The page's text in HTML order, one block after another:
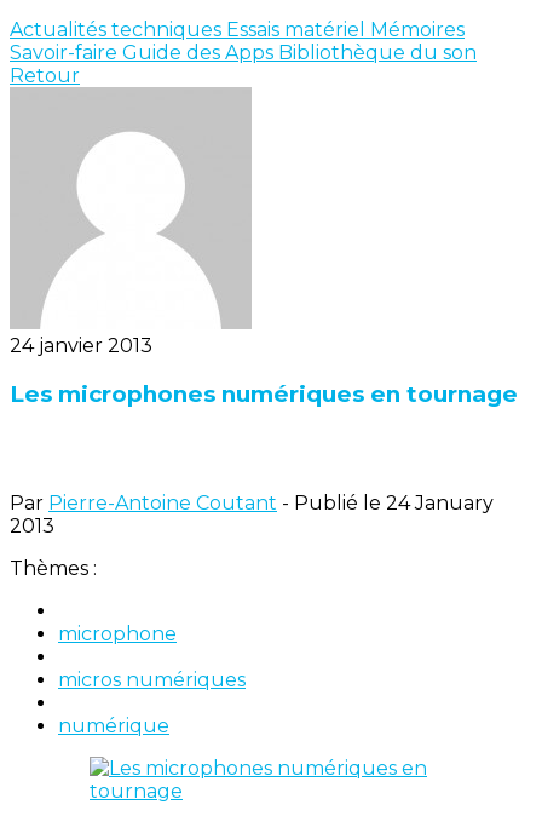
Actualités techniques Essais matériel Mémoires
Savoir-faire Guide des Apps Bibliothèque du son
Retour
24 janvier 2013
Les microphones numériques en tournage
Par Pierre-Antoine Coutant - Publié le 24 January
2013
Thèmes :
microphone
micros numériques
numérique